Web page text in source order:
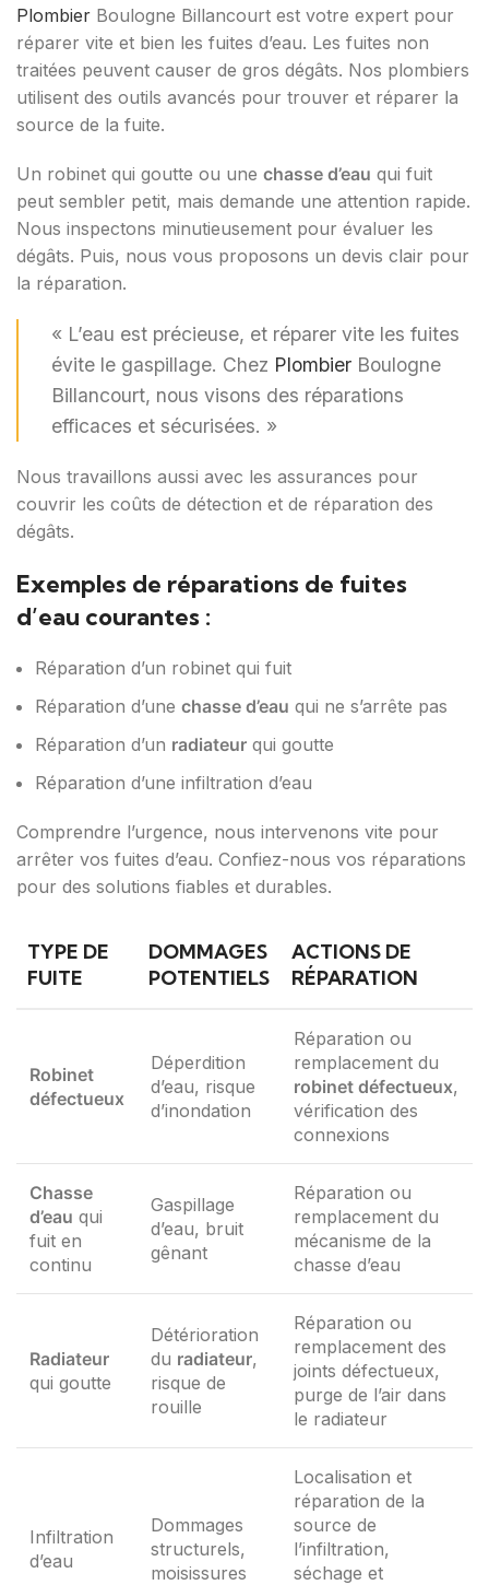
Plombier Boulogne Billancourt est votre expert pour
réparer vite et bien les fuites d’eau. Les fuites non
traitées peuvent causer de gros dégâts. Nos plombiers
utilisent des outils avancés pour trouver et réparer la
source de la fuite.
Un robinet qui goutte ou une chasse d’eau qui fuit
peut sembler petit, mais demande une attention rapide.
Nous inspectons minutieusement pour évaluer les
dégâts. Puis, nous vous proposons un devis clair pour
la réparation.
« L’eau est précieuse, et réparer vite les fuites
évite le gaspillage. Chez Plombier Boulogne
Billancourt, nous visons des réparations
efficaces et sécurisées. »
Nous travaillons aussi avec les assurances pour
couvrir les coûts de détection et de réparation des
dégâts.
Exemples de réparations de fuites
d’eau courantes :
Réparation d’un robinet qui fuit
Réparation d’une chasse d’eau qui ne s’arrête pas
Réparation d’un radiateur qui goutte
Réparation d’une infiltration d’eau
Comprendre l’urgence, nous intervenons vite pour
arrêter vos fuites d’eau. Confiez-nous vos réparations
pour des solutions fiables et durables.
TYPE DE
FUITE
DOMMAGES
POTENTIELS
ACTIONS DE
RÉPARATION
Robinet
défectueux
Déperdition
d’eau, risque
d’inondation
Réparation ou
remplacement du
robinet défectueux,
vérification des
connexions
Chasse
d’eau qui
fuit en
continu
Gaspillage
d’eau, bruit
gênant
Réparation ou
remplacement du
mécanisme de la
chasse d’eau
Radiateur
qui goutte
Détérioration
du radiateur,
risque de
rouille
Réparation ou
remplacement des
joints défectueux,
purge de l’air dans
le radiateur
Infiltration
d’eau
Dommages
structurels,
moisissures
Localisation et
réparation de la
source de
l’infiltration,
séchage et